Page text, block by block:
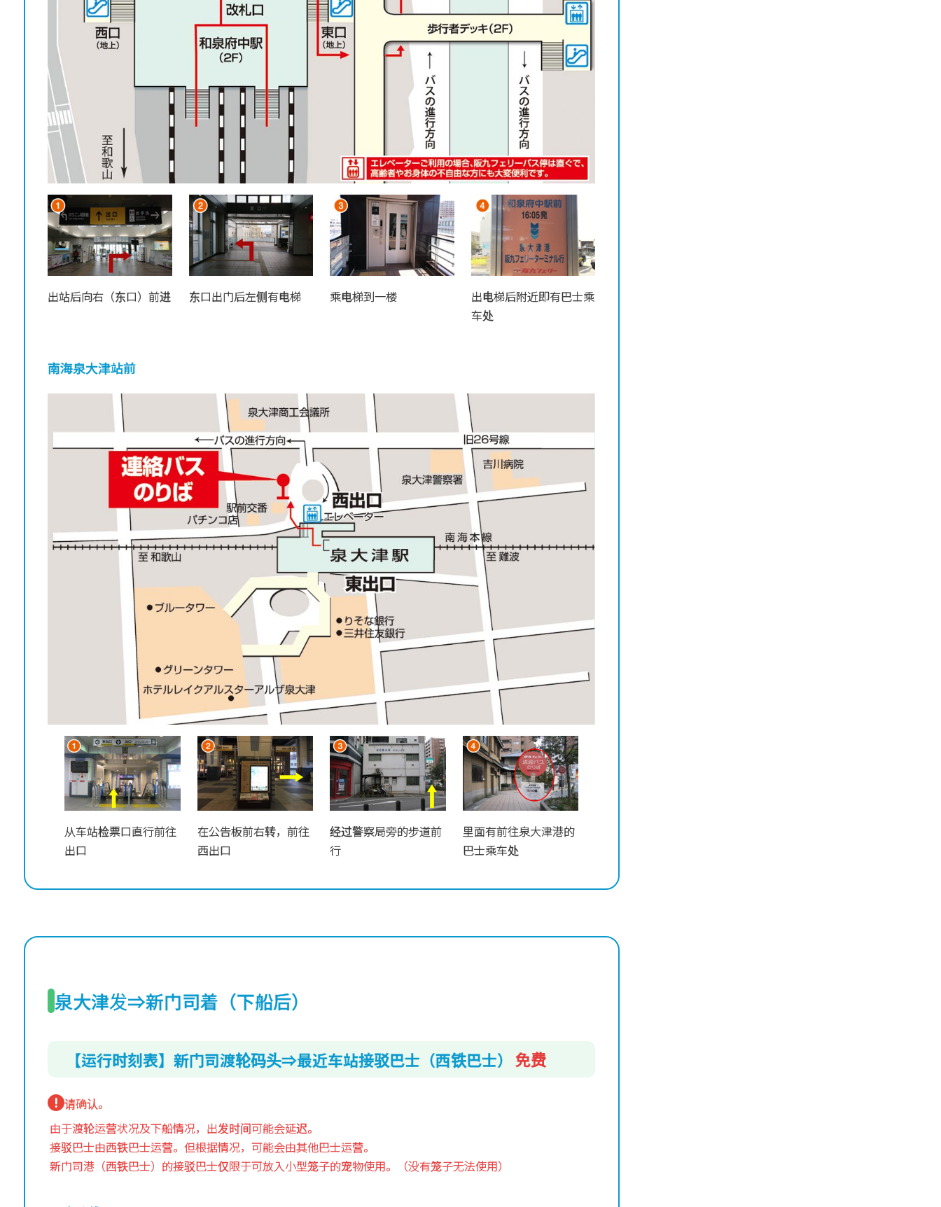
出站后向右（东口）前进 东口出门后左侧有电梯 乘电梯到一楼
出电梯后附近即有巴士乘
车处
南海泉大津站前
从车站检票口直行前往
出口
在公告板前右转，前往
西出口
经过警察局旁的步道前
行
里面有前往泉大津港的
巴士乘车处
泉大津发⇒新门司着（下船后）
【运行时刻表】新门司渡轮码头⇒最近车站接驳巴士（西铁巴士） 免费
请确认。
由于渡轮运营状况及下船情况，出发时间可能会延迟。
接驳巴士由西铁巴士运营。但根据情况，可能会由其他巴士运营。
新门司港（西铁巴士）的接驳巴士仅限于可放入小型笼子的宠物使用。（没有笼子无法使用）